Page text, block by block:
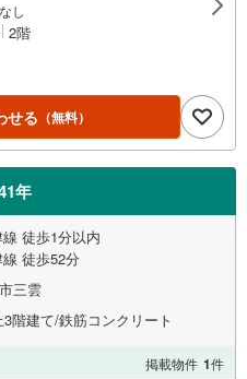
なし
2階
せる （無料）
年
徒歩1分以内
徒歩52分
三雲
階建て/鉄筋コンクリート
掲載物件 1件